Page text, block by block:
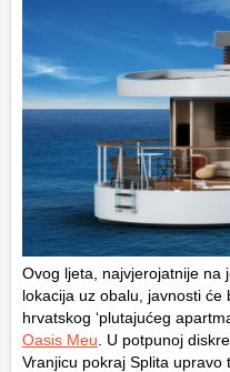
Ovog ljeta, najvjerojatnije na
lokacija uz obalu, javnosti
hrvatskog ‘plutajućeg
Oasis Meu . U potpunoj
Vranjicu pokraj Splita